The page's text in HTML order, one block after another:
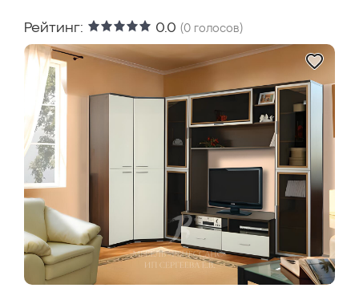
Рейтинг: 0.0 (0 голосов)